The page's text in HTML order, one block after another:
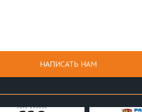
НАПИСАТЬ НАМ